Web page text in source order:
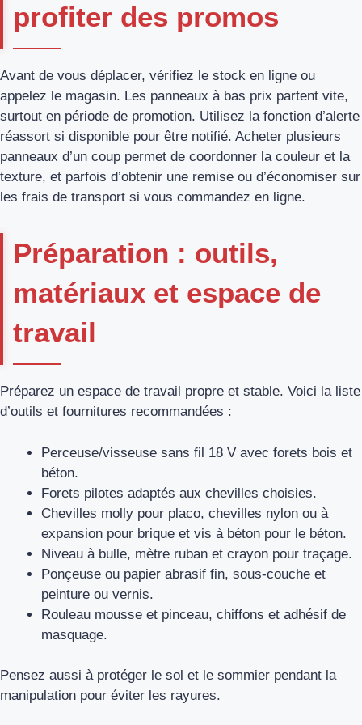
profiter des promos
Avant de vous déplacer, vérifiez le stock en ligne ou
appelez le magasin. Les panneaux à bas prix partent vite,
surtout en période de promotion. Utilisez la fonction d’alerte
réassort si disponible pour être notifié. Acheter plusieurs
panneaux d’un coup permet de coordonner la couleur et la
texture, et parfois d’obtenir une remise ou d’économiser sur
les frais de transport si vous commandez en ligne.
Préparation : outils,
matériaux et espace de
travail
Préparez un espace de travail propre et stable. Voici la liste
d’outils et fournitures recommandées :
Perceuse/visseuse sans fil 18 V avec forets bois et
béton.
Forets pilotes adaptés aux chevilles choisies.
Chevilles molly pour placo, chevilles nylon ou à
expansion pour brique et vis à béton pour le béton.
Niveau à bulle, mètre ruban et crayon pour traçage.
Ponçeuse ou papier abrasif fin, sous‑couche et
peinture ou vernis.
Rouleau mousse et pinceau, chiffons et adhésif de
masquage.
Pensez aussi à protéger le sol et le sommier pendant la
manipulation pour éviter les rayures.